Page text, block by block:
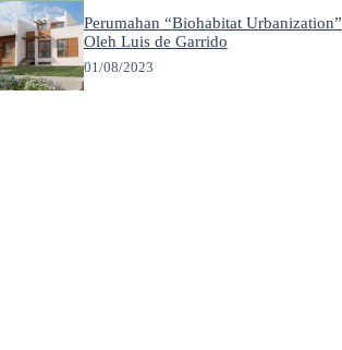
Perumahan “Biohabitat Urbanization”
Oleh Luis de Garrido
01/08/2023